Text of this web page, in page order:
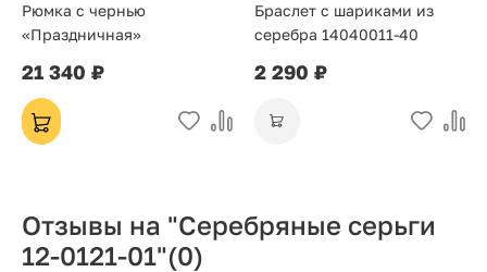
Рюмка с чернью
«Праздничная»
21 340 ₽
Браслет с шариками из
серебра 14040011-40
2 290 ₽
Отзывы на "Серебряные серьги
12-0121-01"(0)